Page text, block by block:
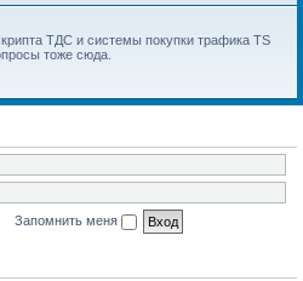
ТДС и системы покупки трафика TS
тоже сюда.
Запомнить меня